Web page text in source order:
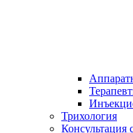
Трихология
Консультация